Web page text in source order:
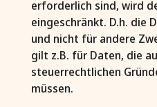
erforderlich sind, wird
eingeschränkt. D.h. die
und nicht für andere
gilt z.B. für Daten, die
steuerrechtlichen
müssen.